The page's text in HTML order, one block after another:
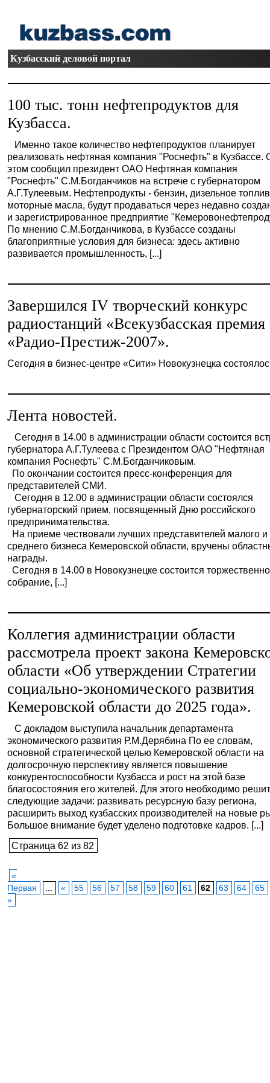
Кузбасский деловой портал
100 тыс. тонн нефтепродуктов для
Кузбасса.
Именно такое количество нефтепродуктов планирует
реализовать нефтяная компания "Роснефть" в Кузбассе.
этом сообщил президент ОАО Нефтяная компания
"Роснефть" С.М.Богданчиков на встрече с губернатором
А.Г.Тулеевым. Нефтепродукты - бензин, дизельное
моторные масла, будут продаваться через недавно
и зарегистрированное предприятие
По мнению С.М.Богданчикова, в Кузбассе созданы
благоприятные условия для бизнеса: здесь активно
развивается промышленность, [...]
Завершился IV творческий конкурс
радиостанций «Всекузбасская премия
«Радио-Престиж-2007».
Сегодня в бизнес-центре «Сити» Новокузнецка
Лента новостей.
Сегодня в 14.00 в администрации области состоится
губернатора А.Г.Тулеева с Президентом ОАО "Нефтяная
компания Роснефть" С.М.Богданчиковым.
По окончании состоится пресс-конференция для
представителей СМИ.
Сегодня в 12.00 в администрации области состоялся
губернаторский прием, посвященный Дню российского
предпринимательства.
На приеме чествовали лучших представителей малого и
среднего бизнеса Кемеровской области, вручены
награды.
Сегодня в 14.00 в Новокузнецке состоится
собрание, [...]
Коллегия администрации области
рассмотрела проект закона
области «Об утверждении Стратегии
социально-экономического развития
Кемеровской области до 2025 года».
С докладом выступила начальник департамента
экономического развития Р.М.Дерябина По ее словам,
основной стратегической целью Кемеровской области на
долгосрочную перспективу является повышение
конкурентоспособности Кузбасса и рост на этой базе
благосостояния его жителей. Для этого необходимо
следующие задачи: развивать ресурсную базу региона,
расширить выход кузбасских производителей на новые
Большое внимание будет уделено подготовке кадров. [...]
Страница 62 из 82
«
Первая
« 55 56 57 58 59 60 61 62 63 64
65
»